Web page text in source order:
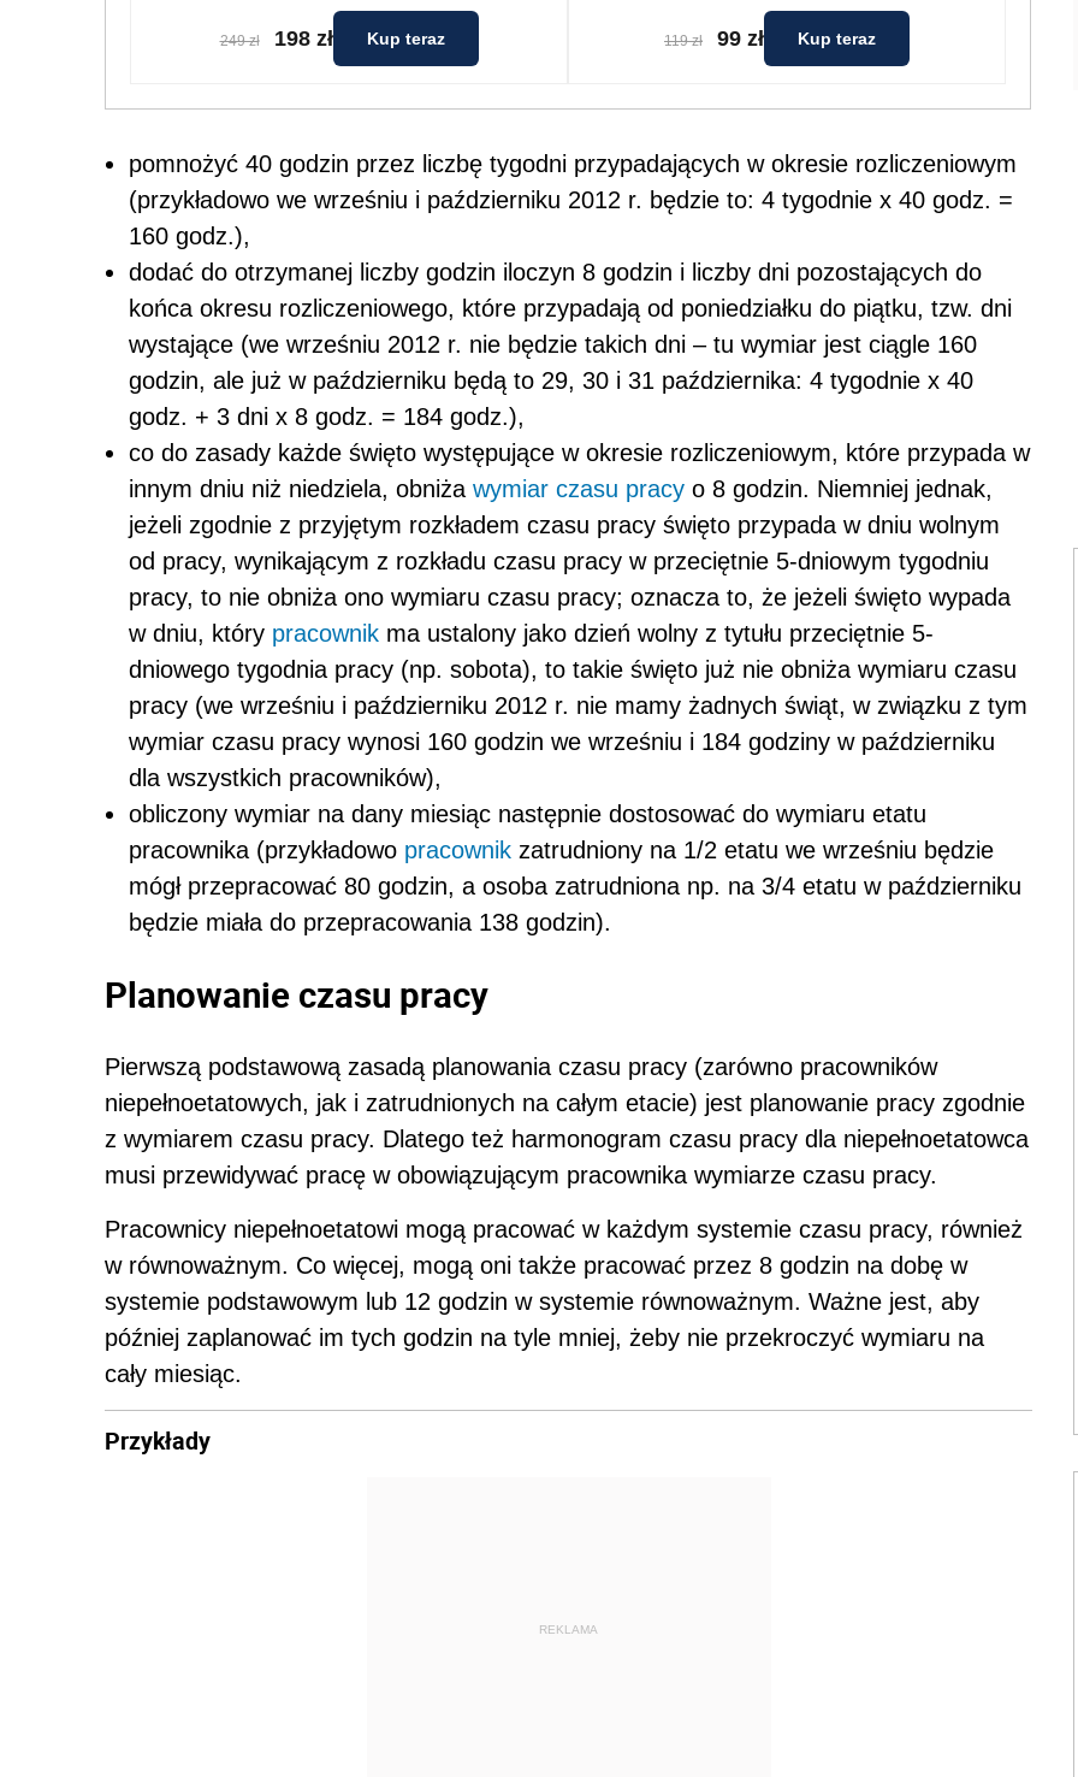
249 zł 198 zł Kup teraz 119 zł 99 zł Kup teraz
pomnożyć 40 godzin przez liczbę tygodni przypadających w okresie rozliczeniowym
(przykładowo we wrześniu i październiku 2012 r. będzie to: 4 tygodnie x 40 godz. =
160 godz.),
dodać do otrzymanej liczby godzin iloczyn 8 godzin i liczby dni pozostających do
końca okresu rozliczeniowego, które przypadają od poniedziałku do piątku, tzw. dni
wystające (we wrześniu 2012 r. nie będzie takich dni – tu wymiar jest ciągle 160
godzin, ale już w październiku będą to 29, 30 i 31 października: 4 tygodnie x 40
godz. + 3 dni x 8 godz. = 184 godz.),
co do zasady każde święto występujące w okresie rozliczeniowym, które przypada w
innym dniu niż niedziela, obniża wymiar czasu pracy o 8 godzin. Niemniej jednak,
jeżeli zgodnie z przyjętym rozkładem czasu pracy święto przypada w dniu wolnym
od pracy, wynikającym z rozkładu czasu pracy w przeciętnie 5-dniowym tygodniu
pracy, to nie obniża ono wymiaru czasu pracy; oznacza to, że jeżeli święto wypada
w dniu, który pracownik ma ustalony jako dzień wolny z tytułu przeciętnie 5-
dniowego tygodnia pracy (np. sobota), to takie święto już nie obniża wymiaru czasu
pracy (we wrześniu i październiku 2012 r. nie mamy żadnych świąt, w związku z tym
wymiar czasu pracy wynosi 160 godzin we wrześniu i 184 godziny w październiku
dla wszystkich pracowników),
obliczony wymiar na dany miesiąc następnie dostosować do wymiaru etatu
pracownika (przykładowo pracownik zatrudniony na 1/2 etatu we wrześniu będzie
mógł przepracować 80 godzin, a osoba zatrudniona np. na 3/4 etatu w październiku
będzie miała do przepracowania 138 godzin).
Planowanie czasu pracy
Pierwszą podstawową zasadą planowania czasu pracy (zarówno pracowników
niepełnoetatowych, jak i zatrudnionych na całym etacie) jest planowanie pracy zgodnie
z wymiarem czasu pracy. Dlatego też harmonogram czasu pracy dla niepełnoetatowca
musi przewidywać pracę w obowiązującym pracownika wymiarze czasu pracy.
Pracownicy niepełnoetatowi mogą pracować w każdym systemie czasu pracy, również
w równoważnym. Co więcej, mogą oni także pracować przez 8 godzin na dobę w
systemie podstawowym lub 12 godzin w systemie równoważnym. Ważne jest, aby
później zaplanować im tych godzin na tyle mniej, żeby nie przekroczyć wymiaru na
cały miesiąc.
Przykłady
REKLAMA